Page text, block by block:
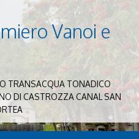
Vanoi e
TRANSACQUA TONADICO
DI CASTROZZA CANAL SAN